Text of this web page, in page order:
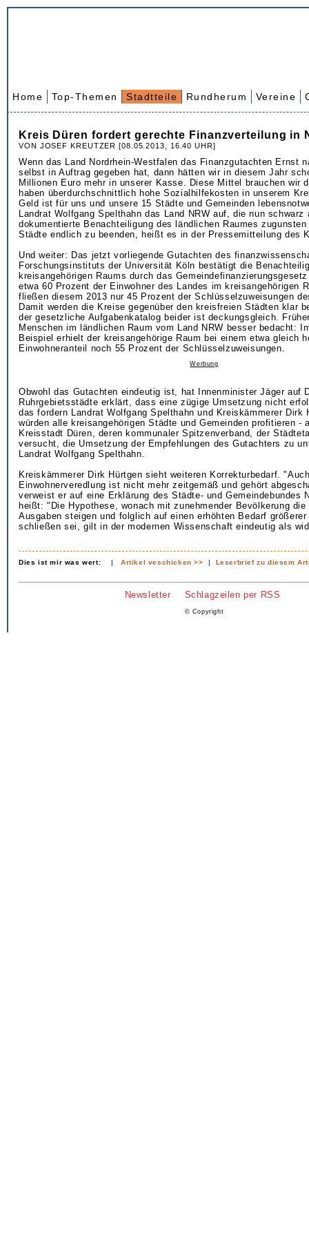
Home Top-Themen Stadtteile Rundherum Vereine
Kreis Düren fordert gerechte Finanzverteilung in
VON JOSEF KREUTZER [08.05.2013, 16.40 UHR]
Wenn das Land Nordrhein-Westfalen das Finanzgutachten Ernst
selbst in Auftrag gegeben hat, dann hätten wir in diesem Jahr
Millionen Euro mehr in unserer Kasse. Diese Mittel brauchen wir
haben überdurchschnittlich hohe Sozialhilfekosten in unserem
Geld ist für uns und unsere 15 Städte und Gemeinden
Landrat Wolfgang Spelthahn das Land NRW auf, die nun schwarz
dokumentierte Benachteiligung des ländlichen Raumes
Städte endlich zu beenden, heißt es in der Pressemitteilung des
Und weiter: Das jetzt vorliegende Gutachten des
Forschungsinstituts der Universität Köln bestätigt die
kreisangehörigen Raums durch das
etwa 60 Prozent der Einwohner des Landes im kreisangehörigen
fließen diesem 2013 nur 45 Prozent der Schlüsselzuweisungen
Damit werden die Kreise gegenüber den kreisfreien Städten klar
der gesetzliche Aufgabenkatalog beider ist deckungsgleich.
Menschen im ländlichen Raum vom Land NRW besser bedacht:
Beispiel erhielt der kreisangehörige Raum bei einem etwa gleich
Einwohneranteil noch 55 Prozent der Schlüsselzuweisungen.
Werbung
Obwohl das Gutachten eindeutig ist, hat Innenminister Jäger auf
Ruhrgebietsstädte erklärt, dass eine zügige Umsetzung nicht
das fordern Landrat Wolfgang Spelthahn und Kreiskämmerer Dirk
würden alle kreisangehörigen Städte und Gemeinden profitieren -
Kreisstadt Düren, deren kommunaler Spitzenverband, der
versucht, die Umsetzung der Empfehlungen des Gutachters zu
Landrat Wolfgang Spelthahn.
Kreiskämmerer Dirk Hürtgen sieht weiteren Korrekturbedarf.
Einwohnerveredlung ist nicht mehr zeitgemäß und gehört
verweist er auf eine Erklärung des Städte- und Gemeindebundes
heißt: "Die Hypothese, wonach mit zunehmender Bevölkerung
Ausgaben steigen und folglich auf einen erhöhten Bedarf
schließen sei, gilt in der modernen Wissenschaft eindeutig als
Dies ist mir was wert: |Artikel veschicken >> | Leserbrief zu diesem
Newsletter Schlagzeilen per RSS
© Copyright